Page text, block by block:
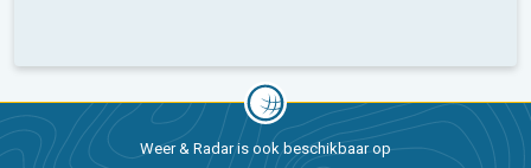
Weer & Radar is ook beschikbaar op